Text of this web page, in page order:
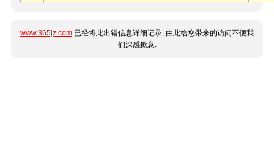
www.365jz.com 已经将此出错信息详细记录, 由此给您带来的访问不便我
们深感歉意.